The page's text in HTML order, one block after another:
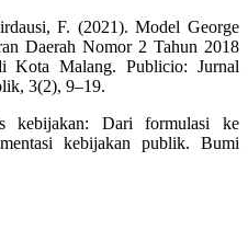
F. (2021). Model George
Daerah Nomor 2 Tahun 2018
Kota Malang. Publicio: Jurnal
3(2), 9–19.
kebijakan: Dari formulasi ke
kebijakan publik. Bumi